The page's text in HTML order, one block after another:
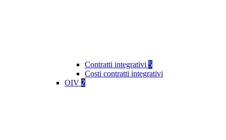
Contratti integrativi 5
Costi contratti integrativi
OIV 2